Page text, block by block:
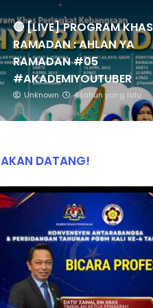
🔴 [LIVE] PROGRAM KHAS
RAMADAN : AHLAN YA
RAMADAN #05
#AKADEMIYOUTUBER
Unknown 4 tahun yang lalu
AKAN DATANG!